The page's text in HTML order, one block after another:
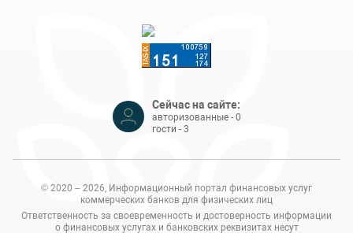
Сейчас на сайте:
авторизованные - 0
гости - 3
© 2020 – 2026, Информационный портал финансовых услуг
коммерческих банков для физических лиц
Ответственность за своевременность и достоверность информации
о финансовых услугах и банковских реквизитах несут